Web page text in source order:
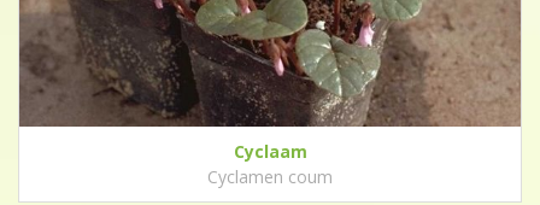
Cyclaam
Cyclamen coum